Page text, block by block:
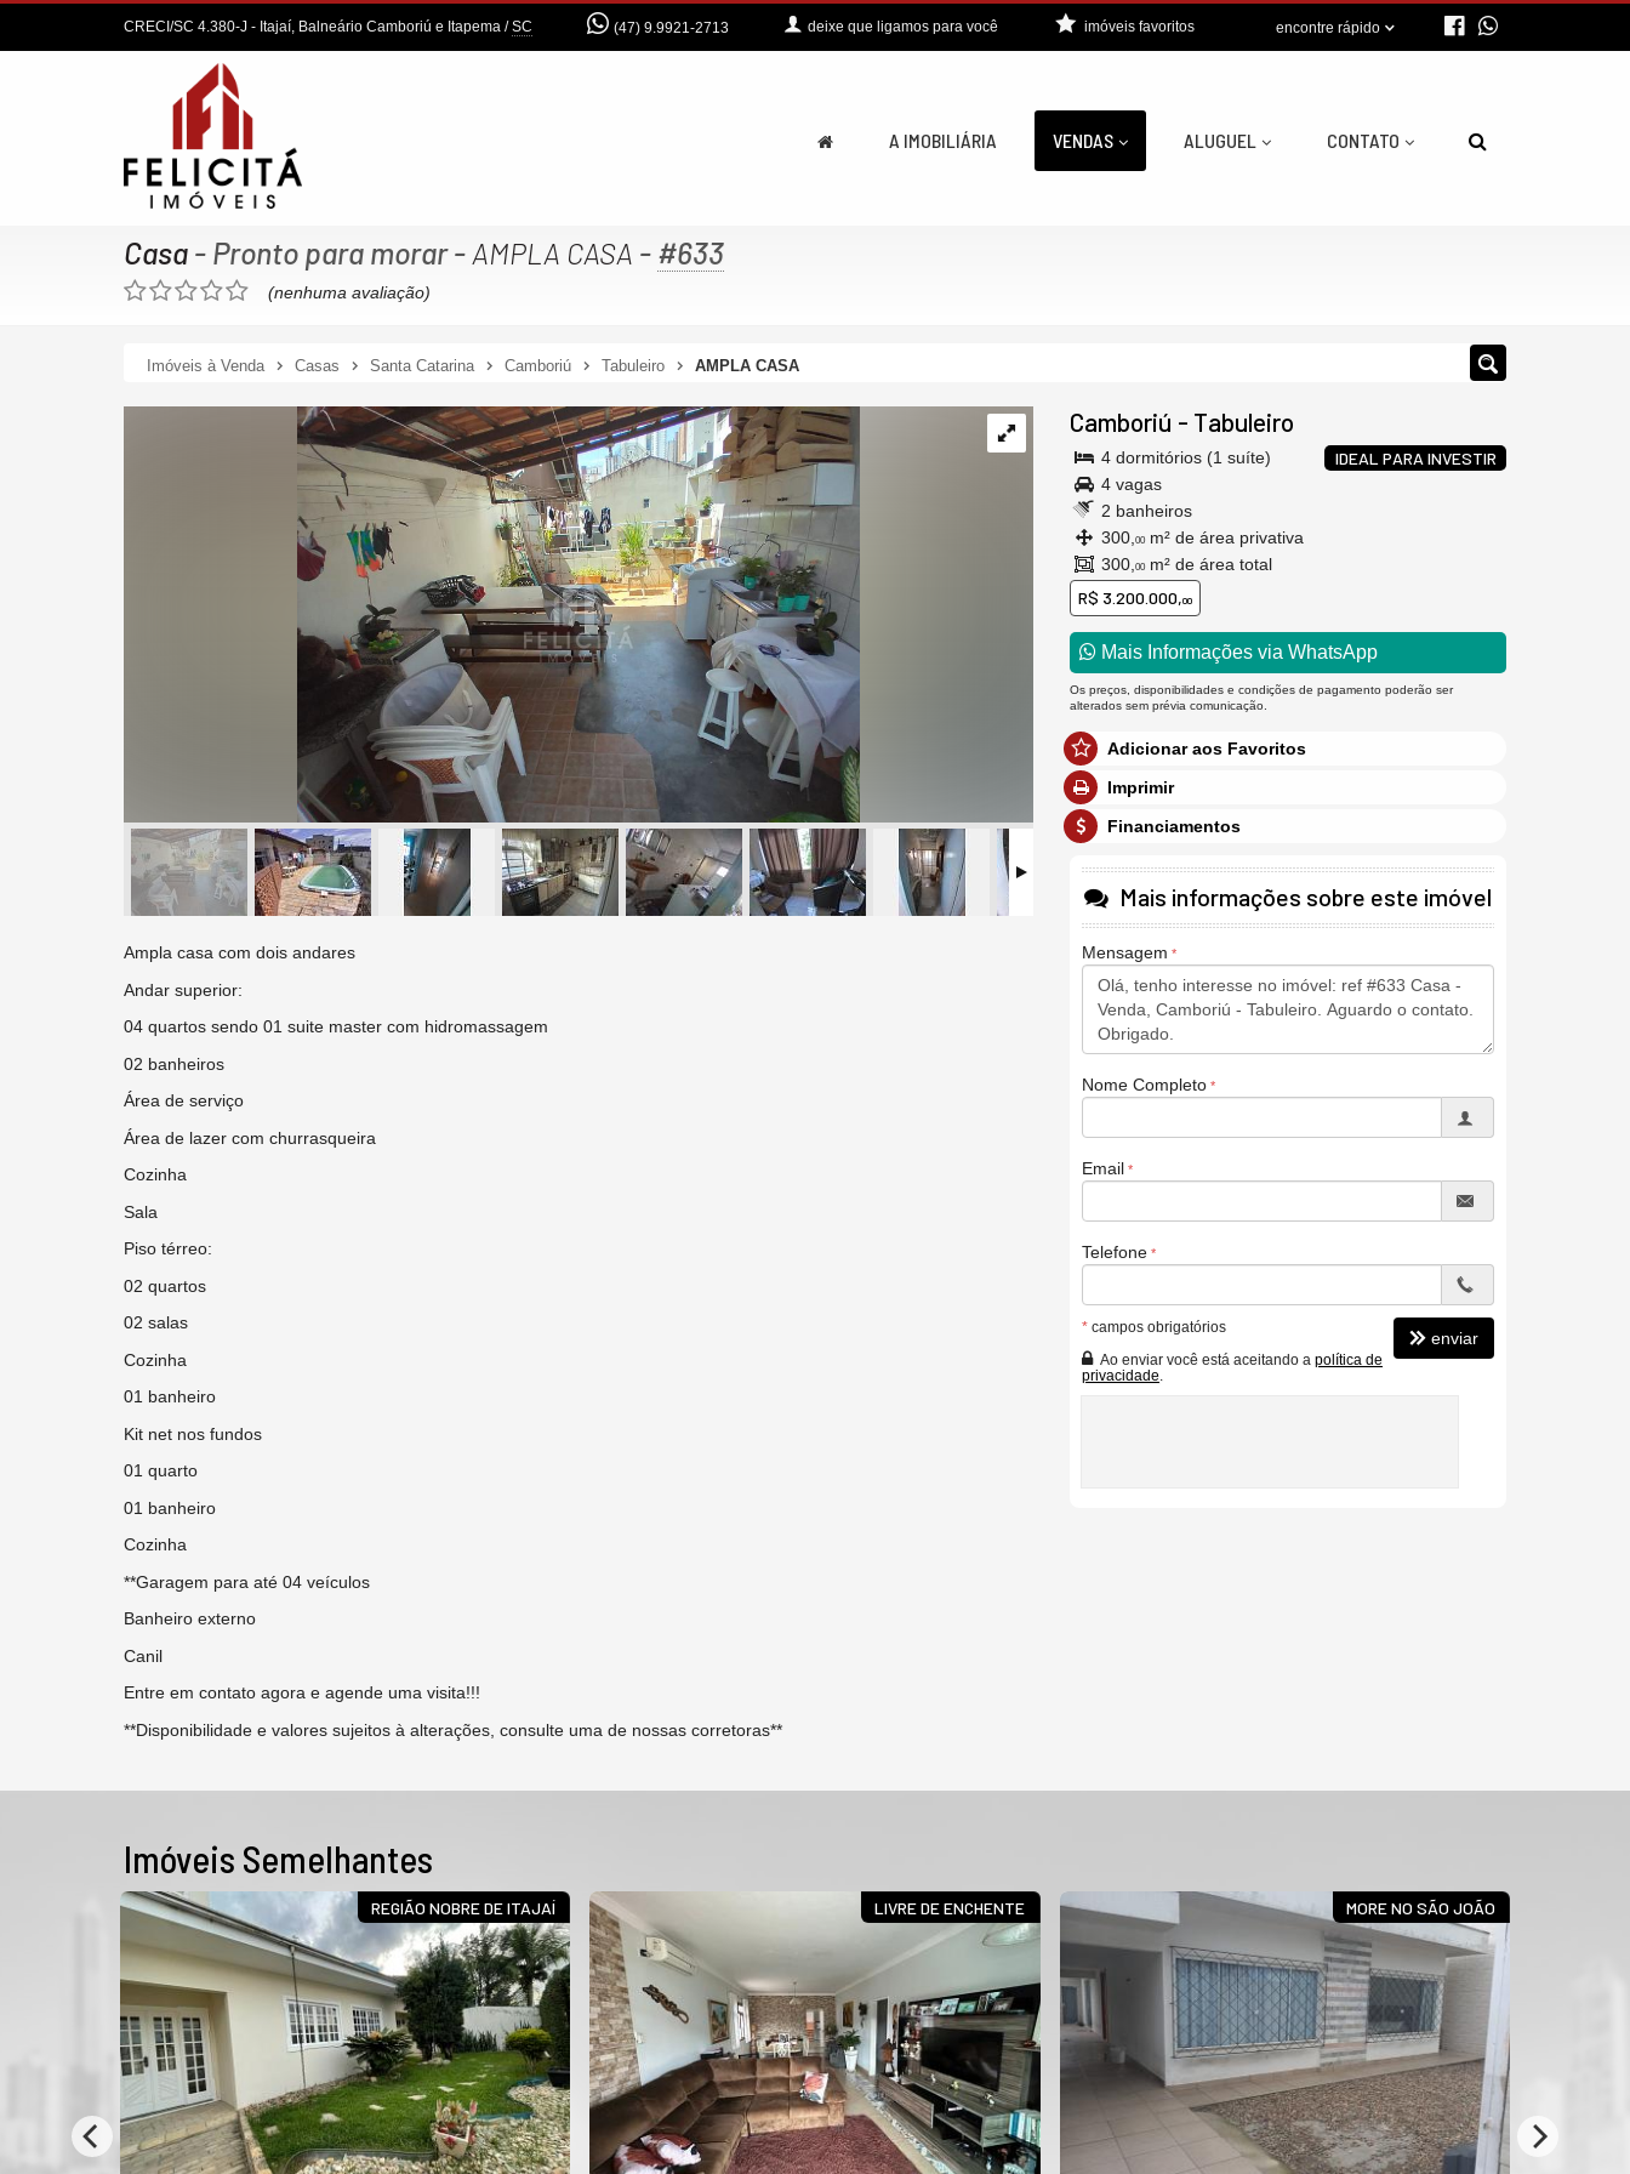
CRECI/SC 4.380-J - Itajaí, Balneário Camboriú e Itapema /SC (47) 9.9921-2713 deixe que ligamos para você encontre rápido
imóveis favoritos
A IMOBILIÁRIA VENDAS ALUGUEL CONTATO
Casa - Pronto para morar- AMPLA CASA - #633
(nenhuma avaliação)
Imóveis à Venda Casas Santa Catarina Camboriú Tabuleiro AMPLA CASA
Ampla casa com dois andares
Andar superior:
04 quartos sendo 01 suite master com hidromassagem
02 banheiros
Área de serviço
Área de lazer com churrasqueira
Cozinha
Sala
Piso térreo:
02 quartos
02 salas
Cozinha
01 banheiro
Kit net nos fundos
01 quarto
01 banheiro
Cozinha
**Garagem para até 04 veículos
Banheiro externo
Canil
Entre em contato agora e agende uma visita!!!
**Disponibilidade e valores sujeitos à alterações, consulte uma de nossas corretoras**
Camboriú - Tabuleiro
IDEAL PARA INVESTIR
4 dormitórios (1 suíte)
4 vagas
2 banheiros
300, 00 m² de área privativa
300, 00 m² de área total
R$ 3.200.000,00
Mais Informações via WhatsApp
Os preços, disponibilidades e condições de pagamento poderão ser
alterados sem prévia comunicação.
Adicionar aos Favoritos
Imprimir
Financiamentos
Mais informações sobre este imóvel
Mensagem
Nome Completo
Email
Telefone
* campos obrigatórios
Ao enviar você está aceitando a política de
privacidade
enviar
Imóveis Semelhantes
REGIÃO NOBRE DE ITAJAÍ LIVRE DE ENCHENTE MORE NO SÃO JOÃO